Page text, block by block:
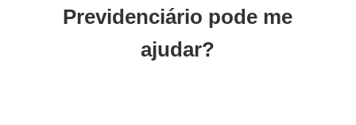
Previdenciário pode me
ajudar?